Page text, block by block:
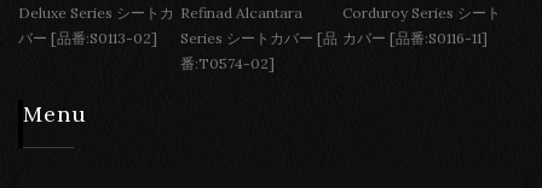
Deluxe Series シートカ
バー [品番:S0113-02]
Refinad Alcantara
Series シートカバー [品
番:T0574-02]
Corduroy Series シート
カバー [品番:S0116-11]
Menu